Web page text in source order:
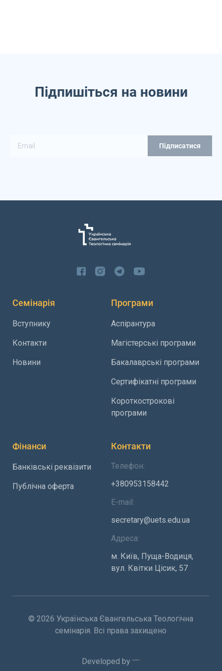
Підпишіться на новини
Семінарія
Вступнику
Контакти
Новини
Програми
Аспірантура
Магістерські програми
Бакалаврські програми
Сертифікатні програми
Короткострокові
програми
Фінанси
Банківські реквізити
Публічна оферта
Контакти
Телефон:
+380953158442
E-mail:
secretary@uets.edu.ua
Адреса:
м. Київ, Пуща-Водиця,
вул. Квітки Цісик, 57
© 2026 Українська Євангельська Теологічна
семінарія. Всі права захищено
Developed by